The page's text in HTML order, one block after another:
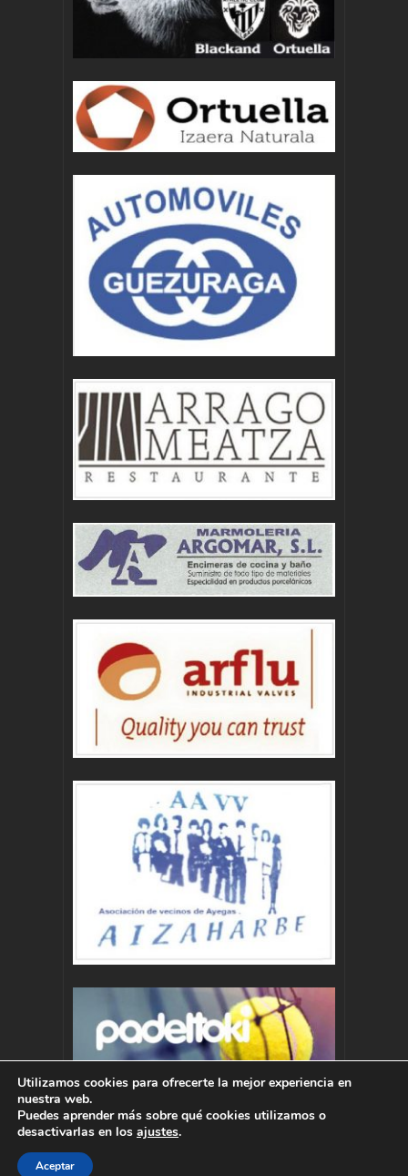
Autor : Pablo Momoitio - pablo@momoitio.com
Utilizamos cookies para ofrecerte la mejor experiencia en
nuestra web.
Puedes aprender más sobre qué cookies utilizamos o
desactivarlas en los ajustes.
Aceptar